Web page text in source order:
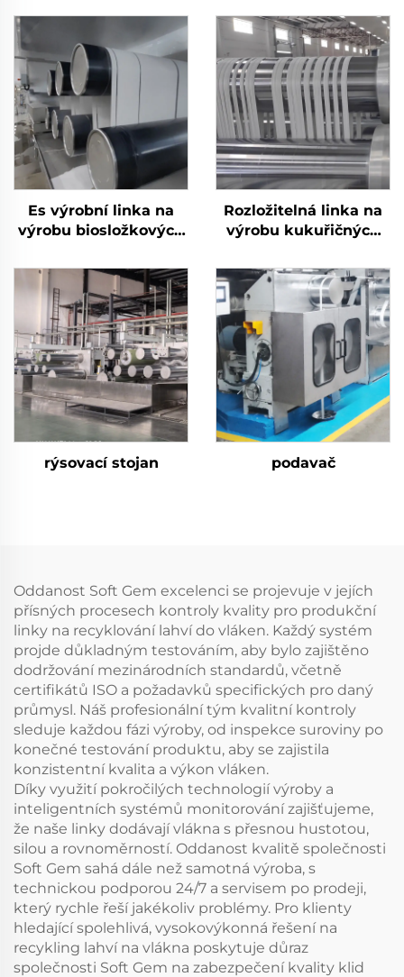
Es výrobní linka na
výrobu biosložkových
Rozložitelná linka na
výrobu kukuřičných
výrobu kukuřičných
vláken
rýsovací stojan podavač
Oddanost Soft Gem excelenci se projevuje v jejích
přísných procesech kontroly kvality pro produkční
linky na recyklování lahví do vláken. Každý systém
projde důkladným testováním, aby bylo zajištěno
dodržování mezinárodních standardů, včetně
certifikátů ISO a požadavků specifických pro daný
průmysl. Náš profesionální tým kvalitní kontroly
sleduje každou fázi výroby, od inspekce suroviny po
konečné testování produktu, aby se zajistila
konzistentní kvalita a výkon vláken.
Díky využití pokročilých technologií výroby a
inteligentních systémů monitorování zajišťujeme,
že naše linky dodávají vlákna s přesnou hustotou,
silou a rovnoměrností. Oddanost kvalitě společnosti
Soft Gem sahá dále než samotná výroba, s
technickou podporou 24/7 a servisem po prodeji,
který rychle řeší jakékoliv problémy. Pro klienty
hledající spolehlivá, vysokovýkonná řešení na
recykling lahví na vlákna poskytuje důraz
společnosti Soft Gem na zabezpečení kvality klid